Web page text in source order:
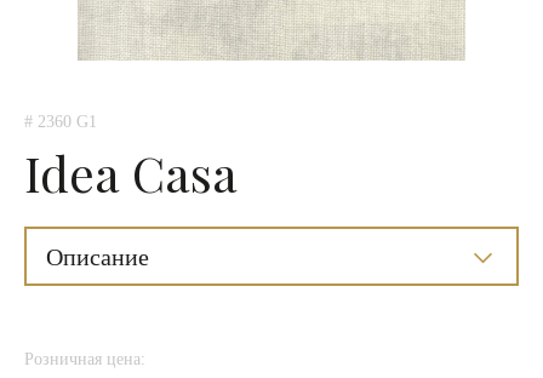
# 2360 G1
Idea Casa
Описание
Розничная цена: